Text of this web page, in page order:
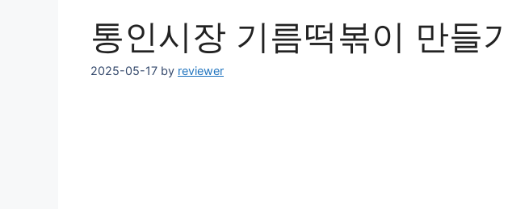
통인시장 기름떡볶이 만들
2025-05-17 by reviewer